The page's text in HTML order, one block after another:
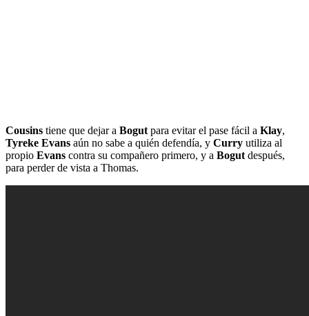
Cousins tiene que dejar a Bogut para evitar el pase fácil a Klay,
Tyreke Evans aún no sabe a quién defendía, y Curry utiliza al
propio Evans contra su compañero primero, y a Bogut después,
para perder de vista a Thomas.